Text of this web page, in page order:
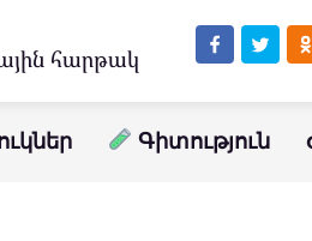
հարթակ
Գիտություն